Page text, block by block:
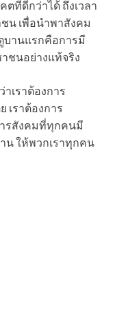
ที่ดีกว่าได้ ถึงเวลา
น เพื่อนำพาสังคม
บานแรกคือการมี
ชนอย่างแท้จริง
เราต้องการ
เราต้องการ
ารสังคมที่ทุกคนมี
น ให้พวกเราทุกคน